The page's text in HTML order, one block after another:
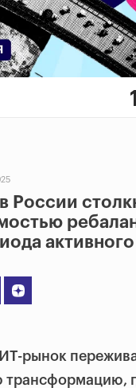
России
рынок
трансформацию,